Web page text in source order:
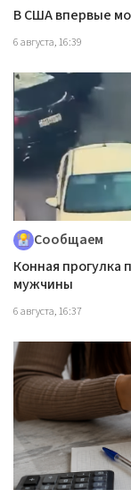
В США впервые
6 августа, 16:39
Сообщаем
Конная прогулка
мужчины
6 августа, 16:37